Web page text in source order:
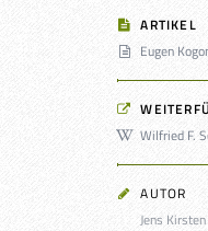
ARTIKEL
Eugen
Wilfried F.
AUTOR
Jens Kirsten